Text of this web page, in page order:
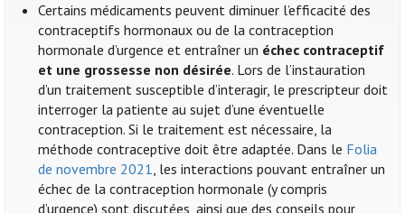
Certains médicaments peuvent diminuer l’efficacité des
contraceptifs hormonaux ou de la contraception
hormonale d’urgence et entraîner un échec contraceptif
et une grossesse non désirée. Lors de l’instauration
d’un traitement susceptible d’interagir, le prescripteur doit
interroger la patiente au sujet d’une éventuelle
contraception. Si le traitement est nécessaire, la
méthode contraceptive doit être adaptée. Dans le Folia
de novembre 2021, les interactions pouvant entraîner un
échec de la contraception hormonale (y compris
d’urgence) sont discutées, ainsi que des conseils pour